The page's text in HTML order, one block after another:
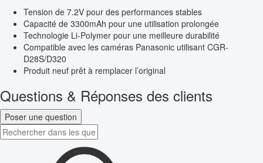
Tension de 7.2V pour des performances stables
Capacité de 3300mAh pour une utilisation prolongée
Technologie Li-Polymer pour une meilleure durabilité
Compatible avec les caméras Panasonic utilisant CGR-
D28S/D320
Produit neuf prêt à remplacer l’original
Questions & Réponses des clients
Poser une question